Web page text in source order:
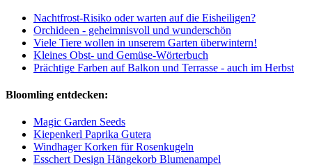
Nachtfrost-Risiko oder warten auf die Eisheiligen?
Orchideen - geheimnisvoll und wunderschön
Viele Tiere wollen in unserem Garten überwintern!
Kleines Obst- und Gemüse-Wörterbuch
Prächtige Farben auf Balkon und Terrasse - auch im Herbst
Bloomling entdecken:
Magic Garden Seeds
Kiepenkerl Paprika Gutera
Windhager Korken für Rosenkugeln
Esschert Design Hängekorb Blumenampel